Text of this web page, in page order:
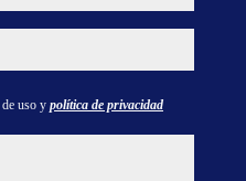
uso y política de privacidad